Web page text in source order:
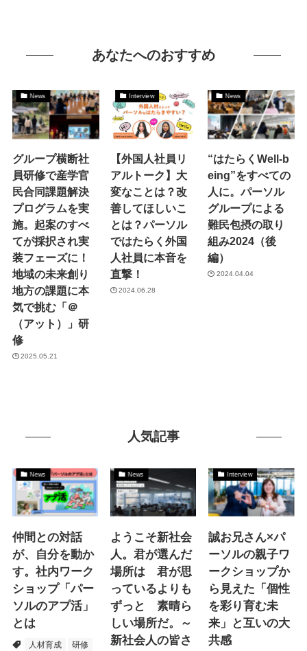
あなたへのおすすめ
News
グループ横断社
員研修で産学官
民合同課題解決
プログラムを実
施。起案のすべ
てが採択され実
装フェーズに！
地域の未来創り
地方の課題に本
気で挑む「＠
（アット）」研
修
2025.05.21
Interview
【外国人社員リ
アルトーク】大
変なことは？改
善してほしいこ
とは？パーソル
ではたらく外国
人社員に本音を
直撃！
2024.06.28
News
“はたらくWell-b
eing”をすべての
人に。パーソル
グループによる
難民包摂の取り
組み2024（後
編）
2024.04.04
人気記事
News
仲間との対話
が、自分を動か
す。社内ワーク
ショップ「パー
ソルのアプ活」
とは
人材育成 研修
News
ようこそ新社会
人。君が選んだ
場所は 君が思
っているよりも
ずっと 素晴ら
しい場所だ。～
新社会人の皆さ
Interview
誠お兄さん×パ
ーソルの親子ワ
ークショップか
ら見えた「個性
を彩り育む未
来」と互いの大
共感